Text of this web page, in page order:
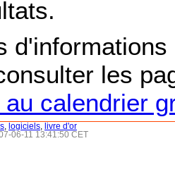
les
calendrier
logiciels
livre d'or
06-11 13:41:50 CET